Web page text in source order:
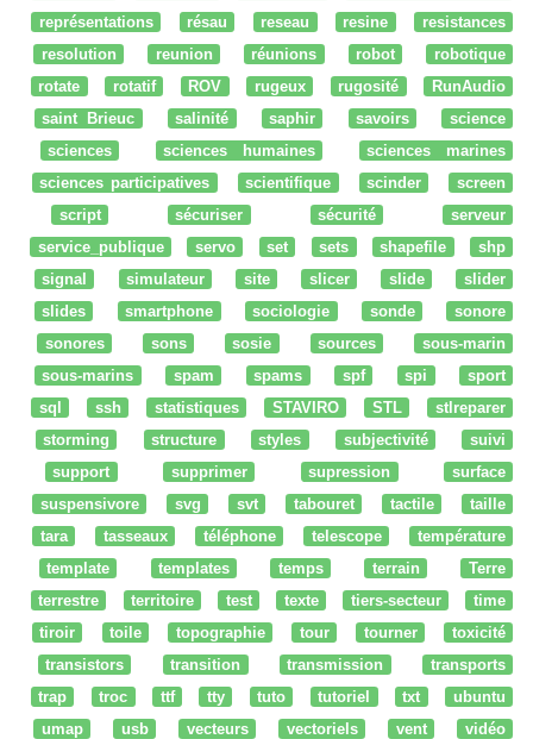
représentations
résau reseau resine
resistances
resolution
reunion réunions robot
robotique
rotate
rotatif ROV rugeux rugosité
RunAudio
saint Brieuc
salinité saphir savoirs
science
sciences
sciences humaines
sciences marines
sciences participatives
scientifique scinder
screen
script
sécuriser sécurité
serveur
service_publique
servo set sets shapefile
shp
signal
simulateur site slicer slide
slider
slides
smartphone sociologie sonde
sonore
sonores
sons sosie sources
sous-marin
sous-marins
spam spams spf spi
sport
sql
ssh statistiques STAVIRO STL
stlreparer
storming
structure styles subjectivité
suivi
support
supprimer supression
surface
suspensivore
svg svt tabouret tactile
taille
tara
tasseaux téléphone telescope
température
template
templates temps terrain
Terre
terrestre
territoire test texte tiers-secteur
time
tiroir
toile topographie tour tourner
toxicité
transistors
transition transmission
transports
trap
troc ttf tty tuto tutoriel txt
ubuntu
umap
usb vecteurs vectoriels vent
vidéo